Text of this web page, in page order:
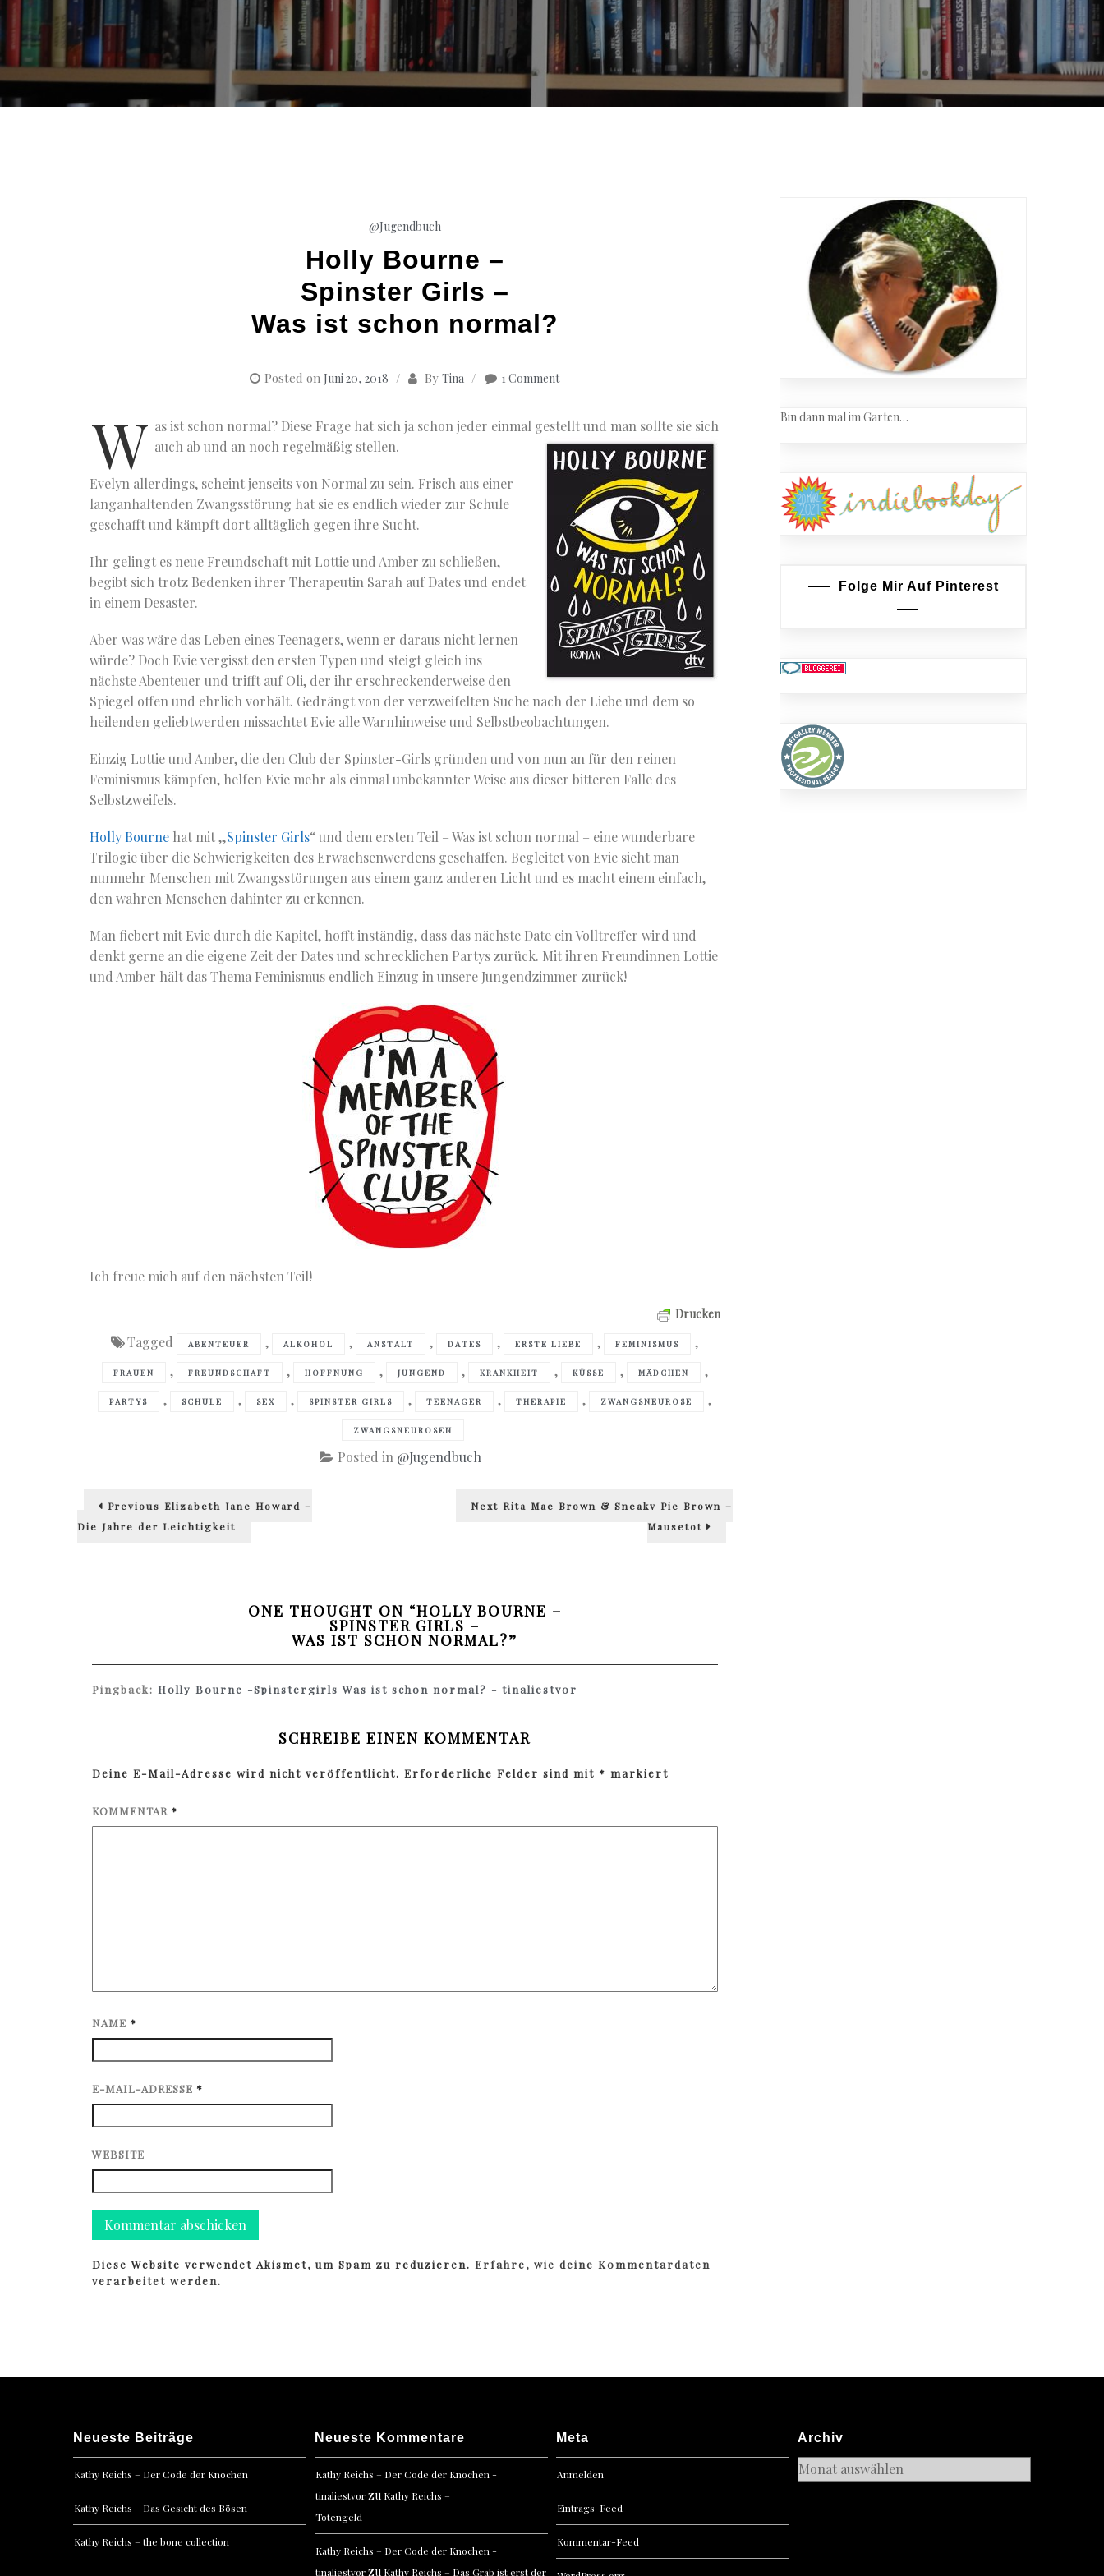
@Jugendbuch
Holly Bourne –
Spinster Girls –
Was ist schon normal?
Posted on Juni 20, 2018 By Tina 1 Comment
W as ist schon normal? Diese Frage hat sich ja schon jeder einmal gestellt und man sollte sie sich
auch ab und an noch regelmäßig stellen.
Evelyn allerdings, scheint jenseits von Normal zu sein. Frisch aus einer
langanhaltenden Zwangsstörung hat sie es endlich wieder zur Schule
geschafft und kämpft dort alltäglich gegen ihre Sucht.
Ihr gelingt es neue Freundschaft mit Lottie und Amber zu schließen,
begibt sich trotz Bedenken ihrer Therapeutin Sarah auf Dates und endet
in einem Desaster.
Aber was wäre das Leben eines Teenagers, wenn er daraus nicht lernen
würde? Doch Evie vergisst den ersten Typen und steigt gleich ins
nächste Abenteuer und trifft auf Oli, der ihr erschreckenderweise den
Spiegel offen und ehrlich vorhält. Gedrängt von der verzweifelten Suche nach der Liebe und dem so
heilenden geliebtwerden missachtet Evie alle Warnhinweise und Selbstbeobachtungen.
Einzig Lottie und Amber, die den Club der Spinster-Girls gründen und von nun an für den reinen
Feminismus kämpfen, helfen Evie mehr als einmal unbekannter Weise aus dieser bitteren Falle des
Selbstzweifels.
Holly Bourne hat mit „Spinster Girls“ und dem ersten Teil – Was ist schon normal – eine wunderbare
Trilogie über die Schwierigkeiten des Erwachsenwerdens geschaffen. Begleitet von Evie sieht man
nunmehr Menschen mit Zwangsstörungen aus einem ganz anderen Licht und es macht einem einfach,
den wahren Menschen dahinter zu erkennen.
Man fiebert mit Evie durch die Kapitel, hofft inständig, dass das nächste Date ein Volltreffer wird und
denkt gerne an die eigene Zeit der Dates und schrecklichen Partys zurück. Mit ihren Freundinnen Lottie
und Amber hält das Thema Feminismus endlich Einzug in unsere Jungendzimmer zurück!
Ich freue mich auf den nächsten Teil!
Drucken
Tagged ABENTEUER , ALKOHOL , ANSTALT , DATES , ERSTE LIEBE , FEMINISMUS ,
FRAUEN , FREUNDSCHAFT , HOFFNUNG , JUNGEND , KRANKHEIT , KÜSSE , MÄDCHEN ,
PARTYS , SCHULE , SEX , SPINSTER GIRLS , TEENAGER , THERAPIE , ZWANGSNEUROSE ,
ZWANGSNEUROSEN
Posted in @Jugendbuch
Beitragsnavigation
Previous Previous
Elizabeth Jane Howard –
Die Jahre der Leichtigkeit
Next Next
Rita Mae Brown & Sneaky Pie Brown –
Mausetot
ONE THOUGHT ON “HOLLY BOURNE –
SPINSTER GIRLS –
WAS IST SCHON NORMAL?”
Pingback:Holly Bourne -Spinstergirls Was ist schon normal? - tinaliestvor
SCHREIBE EINEN KOMMENTAR
Deine E-Mail-Adresse wird nicht veröffentlicht. Erforderliche Felder sind mit * markiert
KOMMENTAR *
NAME *
E-MAIL-ADRESSE *
WEBSITE
Diese Website verwendet Akismet, um Spam zu reduzieren.Erfahre, wie deine Kommentardaten
verarbeitet werden.
Bin dann mal im Garten…
Folge Mir Auf Pinterest
Neueste Beiträge
Kathy Reichs – Der Code der Knochen
Kathy Reichs – Das Gesicht des Bösen
Kathy Reichs – the bone collection
Neueste Kommentare
Kathy Reichs – Der Code der Knochen -
tinaliestvorzu Kathy Reichs –
Totengeld
Kathy Reichs – Der Code der Knochen -
tinaliestvorzu Kathy Reichs – Das Grab ist erst der
Meta
Anmelden
Eintrags-Feed
Kommentar-Feed
Archiv
Archiv